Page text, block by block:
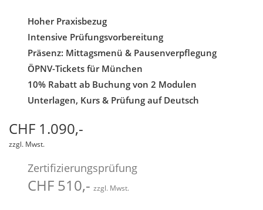
Hoher Praxisbezug
Intensive Prüfungsvorbereitung
Präsenz: Mittagsmenü & Pausenverpflegung
ÖPNV-Tickets für München
10% Rabatt ab Buchung von 2 Modulen
Unterlagen, Kurs & Prüfung auf Deutsch
CHF 1.090,-
zzgl. Mwst.
Zertifizierungsprüfung
CHF 510,- zzgl. Mwst.